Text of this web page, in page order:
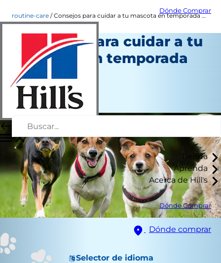
Dónde Comprar
Tienda
Aprenda
Acerca de Hill's
Dónde Comprar
Dónde comprar
Selector de idioma
routine-care Consejos para cuidar a tu mascota en temporada de lluvias
Consejos para cuidar a tu
mascota en temporada
de lluvias
Cuidado diario
Autor del personal